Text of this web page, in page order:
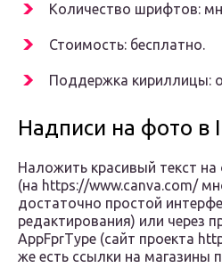
Количество шрифтов:
Стоимость: бесплатно.
Поддержка кириллицы:
Надписи на фото в
Наложить красивый текст
(на https://www.canva.com/
достаточно простой
редактирования) или через
AppFprType (сайт проекта
же есть ссылки на магазины